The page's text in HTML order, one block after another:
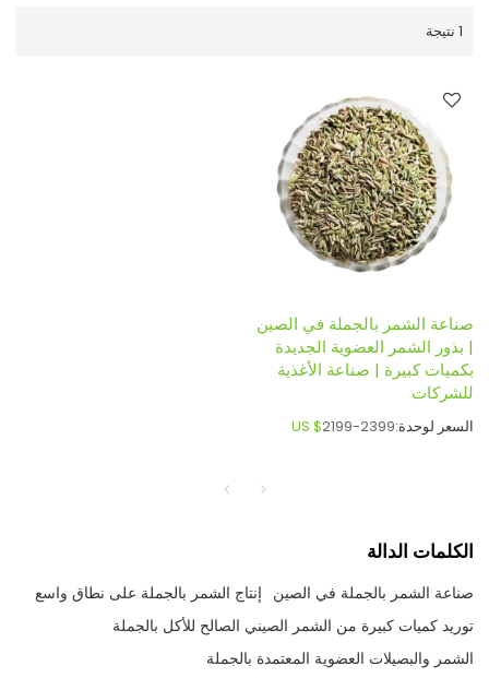
1 نتيجة
صناعة الشمر بالجملة في الصين
| بذور الشمر العضوية الجديدة
بكميات كبيرة | صناعة الأغذية
للشركات
السعر لوحدة: US $2199-2399
الكلمات الدالة
صناعة الشمر بالجملة في الصين إنتاج الشمر بالجملة على نطاق واسع
توريد كميات كبيرة من الشمر الصيني الصالح للأكل بالجملة
الشمر والبصيلات العضوية المعتمدة بالجملة